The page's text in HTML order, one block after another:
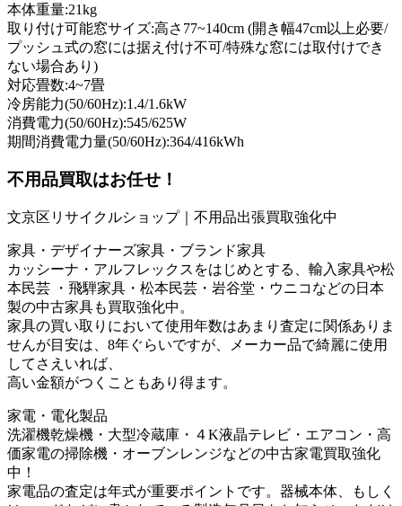
本体重量:21kg
取り付け可能窓サイズ:高さ77~140cm (開き幅47cm以上必要/
プッシュ式の窓には据え付け不可/特殊な窓には取付けでき
ない場合あり)
対応畳数:4~7畳
冷房能力(50/60Hz):1.4/1.6kW
消費電力(50/60Hz):545/625W
期間消費電力量(50/60Hz):364/416kWh
不用品買取はお任せ！
文京区リサイクルショップ｜不用品出張買取強化中
家具・デザイナーズ家具・ブランド家具
カッシーナ・アルフレックスをはじめとする、輸入家具や松
本民芸 ・飛騨家具・松本民芸・岩谷堂・ウニコなどの日本
製の中古家具も買取強化中。
家具の買い取りにおいて使用年数はあまり査定に関係ありま
せんが目安は、8年ぐらいですが、メーカー品で綺麗に使用
してさえいれば、
高い金額がつくこともあり得ます。
家電・電化製品
洗濯機乾燥機・大型冷蔵庫・４K液晶テレビ・エアコン・高
価家電の掃除機・オーブンレンジなどの中古家電買取強化
中！
家電品の査定は年式が重要ポイントです。器械本体、もしく